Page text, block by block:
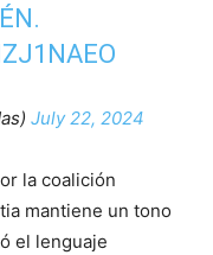
July 22, 2024
la coalición
mantiene un tono
el lenguaje